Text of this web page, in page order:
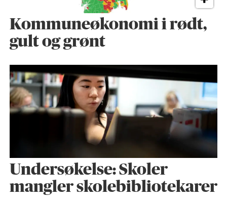
Kommuneøkonomi i rødt,
gult og grønt
Undersøkelse: Skoler
mangler skolebibliotekarer